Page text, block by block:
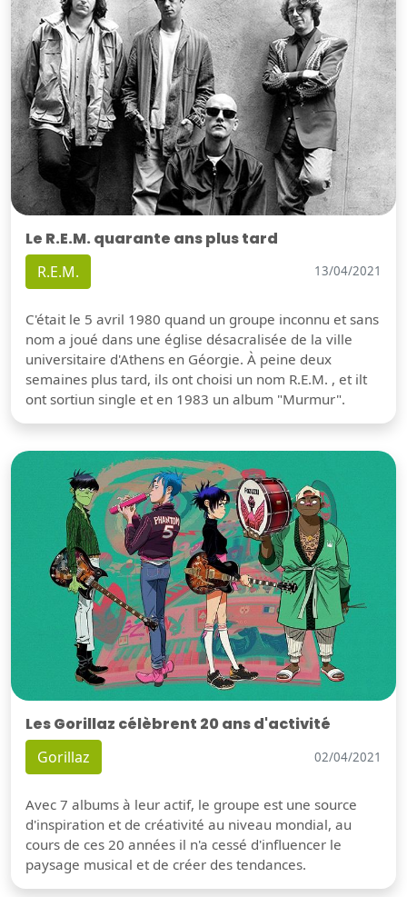
Le R.E.M. quarante ans plus tard
R.E.M. 13/04/2021
C'était le 5 avril 1980 quand un groupe inconnu et sans
nom a joué dans une église désacralisée de la ville
universitaire d'Athens en Géorgie. À peine deux
semaines plus tard, ils ont choisi un nom R.E.M. , et ilt
ont sortiun single et en 1983 un album "Murmur".
Les Gorillaz célèbrent 20 ans d'activité
Gorillaz 02/04/2021
Avec 7 albums à leur actif, le groupe est une source
d'inspiration et de créativité au niveau mondial, au
cours de ces 20 années il n'a cessé d'influencer le
paysage musical et de créer des tendances.